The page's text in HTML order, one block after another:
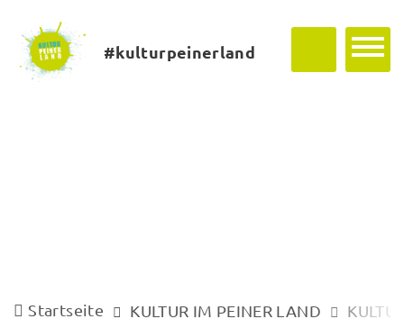
#kulturpeinerland
Startseite KULTUR IM PEINER LAND